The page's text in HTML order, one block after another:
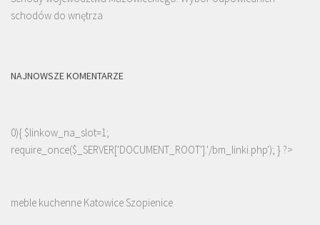
schodów do wnętrza
NAJNOWSZE KOMENTARZE
0){ $linkow_na_slot=1;
require_once($_SERVER['DOCUMENT_ROOT'].'/bm_linki.php'); } ?>
meble kuchenne Katowice Szopienice